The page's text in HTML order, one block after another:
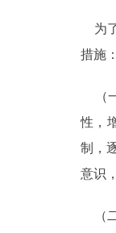
为
措施：
（
性，
制，
意识
（